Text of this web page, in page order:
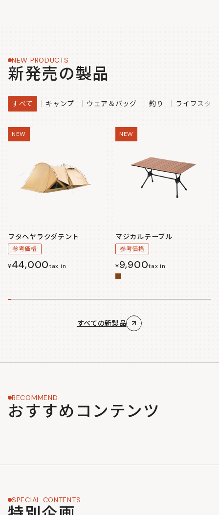
NEW PRODUCTS
新発売の製品
すべて キャンプ ウェア＆バッグ 釣り ライフスタ
NEW
フタヘヤラクダテント
参考価格
¥44,000tax in
NEW
マジカルテーブル
参考価格
¥9,900tax in
すべての新製品
RECOMMEND
おすすめコンテンツ
SPECIAL CONTENTS